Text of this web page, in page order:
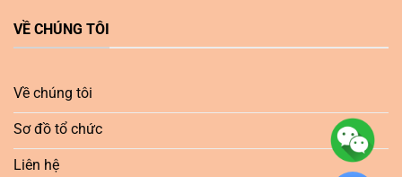
VỀ CHÚNG TÔI
Về chúng tôi
Sơ đồ tổ chức
Liên hệ